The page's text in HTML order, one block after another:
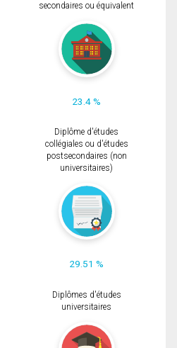
secondaires ou équivalent
23.4 %
Diplôme d'études
collégiales ou d'études
postsecondaires (non
universitaires)
29.51 %
Diplômes d'études
universitaires